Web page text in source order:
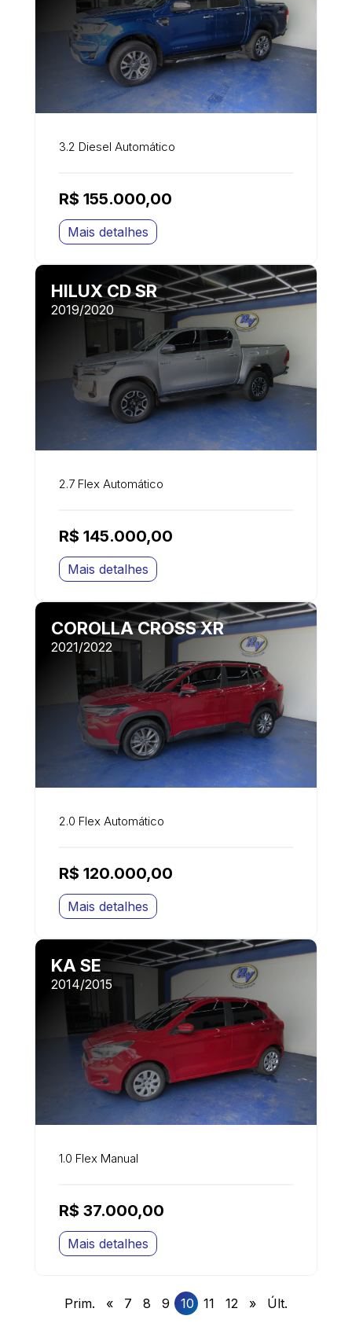
3.2 Diesel Automático
R$ 155.000,00
Mais detalhes
HILUX CD SR
2019/2020
2.7 Flex Automático
R$ 145.000,00
Mais detalhes
COROLLA CROSS XR
2021/2022
2.0 Flex Automático
R$ 120.000,00
Mais detalhes
KA SE
2014/2015
1.0 Flex Manual
R$ 37.000,00
Mais detalhes
Prim. « 7 8 9 10 11 12 » Últ.